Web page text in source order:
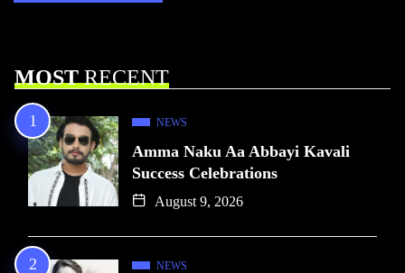
MOSTRECENT
NEWS
Amma Naku Aa Abbayi Kavali
Success Celebrations
August 9, 2026
NEWS